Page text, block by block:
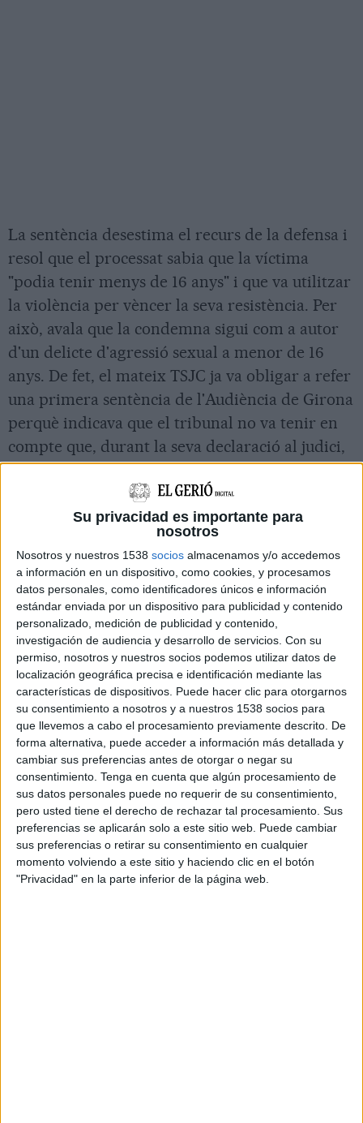
Su privacidad es importante para
nosotros
Nosotros y nuestros 1538 socios almacenamos y/o accedemos
a información en un dispositivo, como cookies, y procesamos
datos personales, como identificadores únicos e información
estándar enviada por un dispositivo para publicidad y contenido
personalizado, medición de publicidad y contenido,
investigación de audiencia y desarrollo de servicios. Con su
permiso, nosotros y nuestros socios podemos utilizar datos de
localización geográfica precisa e identificación mediante las
características de dispositivos. Puede hacer clic para otorgarnos
su consentimiento a nosotros y a nuestros 1538 socios para
que llevemos a cabo el procesamiento previamente descrito. De
forma alternativa, puede acceder a información más detallada y
cambiar sus preferencias antes de otorgar o negar su
consentimiento. Tenga en cuenta que algún procesamiento de
sus datos personales puede no requerir de su consentimiento,
pero usted tiene el derecho de rechazar tal procesamiento. Sus
preferencias se aplicarán solo a este sitio web. Puede cambiar
sus preferencias o retirar su consentimiento en cualquier
momento volviendo a este sitio y haciendo clic en el botón
"Privacidad" en la parte inferior de la página web.
La sentència desestima el recurs de la defensa i
resol que el processat sabia que la víctima
"podia tenir menys de 16 anys" i que va utilitzar
la violència per vèncer la seva resistència. Per
això, avala que la condemna sigui com a autor
d'un delicte d'agressió sexual a menor de 16
anys. De fet, el mateix TSJC ja va obligar a refer
una primera sentència de l'Audiència de Girona
perquè indicava que el tribunal no va tenir en
compte que, durant la seva declaració al judici,
l'acusat va admetre que sabia que la menor
tenia "15 o 16 anys".
La secció quarta de l'Audiència de Girona va
refer la sentència contra el massatgista de la
Bisbal d'Empordà elevant la pena a 6 anys de
presó. El TSJC va obligar el tribunal a
reescriure la primera resolució (que li imposava
2 anys i mig de presó) després d'estimar un
recurs de l'acusació particular, exercida per
l'advocat Carles Monguilod, i concloure que
l'Audiència va cometre "un error patent"
perquè durant el judici l'acusat va admetre que
sabia que la víctima tenia entre 15 i 16 anys.
A més de la pena de presó, l'Audiència també
prohibia al massatgista acostar-se a menys de
400 metres de la víctima i comunicar-s'hi
durant 4 anys i mig, va fixar 1 any de llibertat